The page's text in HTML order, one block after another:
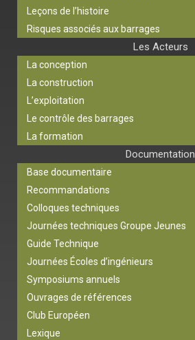
Leçons de l’histoire
Risques associés aux barrages
Les Acteurs
La conception
La construction
L’exploitation
Le contrôle des barrages
La formation
Documentation
Base documentaire
Recommandations
Colloques techniques
Journées techniques Groupe Jeunes
Guide Technique
Journées Écoles d’ingénieurs
Symposiums annuels
Ouvrages de références
Club Européen
Lexique